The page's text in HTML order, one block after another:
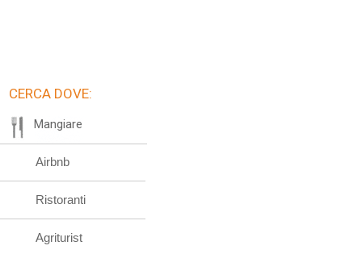
CERCA DOVE:
Mangiare
Airbnb
Ristoranti
Agriturist